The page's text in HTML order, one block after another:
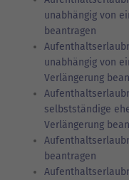
unabhängig von
beantragen
unabhängig von
Verlängerung
selbstständige
Verlängerung
beantragen